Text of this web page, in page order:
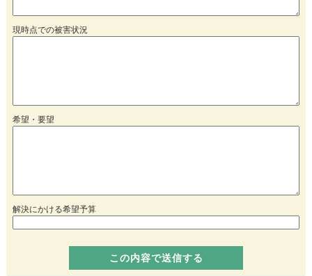
現時点での被害状況
希望・要望
解決にかける希望予算